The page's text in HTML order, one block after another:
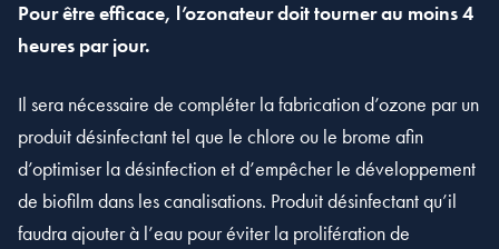
Pour être efficace, l’ozonateur doit tourner au moins 4
heures par jour.
Il sera nécessaire de compléter la fabrication d’ozone par un
produit désinfectant tel que le chlore ou le brome afin
d’optimiser la désinfection et d’empêcher le développement
de biofilm dans les canalisations. Produit désinfectant qu’il
faudra ajouter à l’eau pour éviter la prolifération de